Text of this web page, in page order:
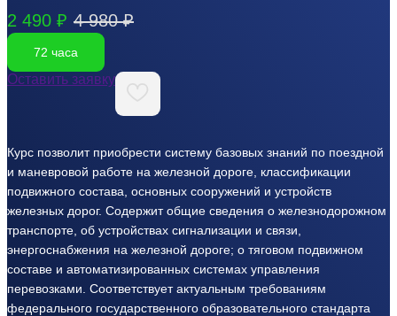
2 490 ₽ 4 980 ₽
72 часа
Оставить заявку
Курс позволит приобрести систему базовых знаний по поездной
и маневровой работе на железной дороге, классификации
подвижного состава, основных сооружений и устройств
железных дорог. Содержит общие сведения о железнодорожном
транспорте, об устройствах сигнализации и связи,
энергоснабжения на железной дороге; о тяговом подвижном
составе и автоматизированных системах управления
перевозками. Соответствует актуальным требованиям
федерального государственного образовательного стандарта